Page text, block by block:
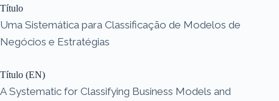
Título
Uma Sistemática para Classificação de Modelos de
Negócios e Estratégias
Título (EN)
A Systematic for Classifying Business Models and